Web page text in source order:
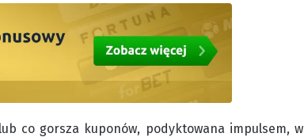
co gorsza kuponów, podyktowana impulsem, w